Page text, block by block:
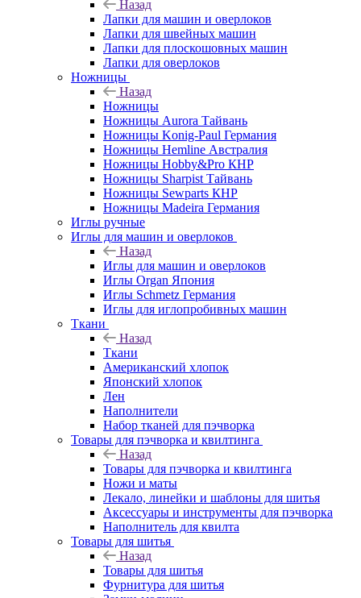
Назад
Лапки для машин и оверлоков
Лапки для швейных машин
Лапки для плоскошовных машин
Лапки для оверлоков
Ножницы
Назад
Ножницы
Ножницы Aurora Тайвань
Ножницы Konig-Paul Германия
Ножницы Hemline Австралия
Ножницы Hobby&Pro КНР
Ножницы Sharpist Тайвань
Ножницы Sewparts КНР
Ножницы Madeira Германия
Иглы ручные
Иглы для машин и оверлоков
Назад
Иглы для машин и оверлоков
Иглы Organ Япония
Иглы Schmetz Германия
Иглы для иглопробивных машин
Ткани
Назад
Ткани
Американский хлопок
Японский хлопок
Лен
Наполнители
Набор тканей для пэчворка
Товары для пэчворка и квилтинга
Назад
Товары для пэчворка и квилтинга
Ножи и маты
Лекало, линейки и шаблоны для шитья
Аксессуары и инструменты для пэчворка
Наполнитель для квилта
Товары для шитья
Назад
Товары для шитья
Фурнитура для шитья